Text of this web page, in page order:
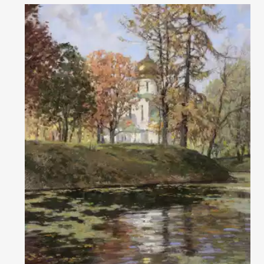
- "Почетный член" национального пастельного общества России
2018 г;
- Почетный Гость (Guest of Honor) Международного фестиваля
пастели, Лимож, Франция, 2004 г;
- Лауреат (1 место в категории пейзаж) 9-го Международного
конкурса пастели Всемирной ассоциация пастельных обществ
(International Association of Pastel Societies) 2006 г.;
- « Best in Show» (Лучшая работа) Международная выставка
“Pastel only”2006 штат Мэн, США;
- Второе место на онлайн конкурсе пастели 2023г, Southern
California Pastel society;
- Первое место ( категория пейзаж) 2023; онлайн конкурс пастели
(ASPAS)-
pastel society of Spain;
- Был включен в справочник -–Le Guidargus de la peinture-- "From
XIX century till ours days» Paris 1993, Париж, Франция;
- "Best Pastel" (весна 2018, 2019 г.г.) - Международный конкурс
журнала Plein air magazine USA;
- Включен в книгу "Pure Pastel" Contemporary works by today`s top
artists( North